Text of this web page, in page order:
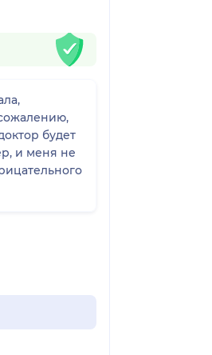
будет
и меня не